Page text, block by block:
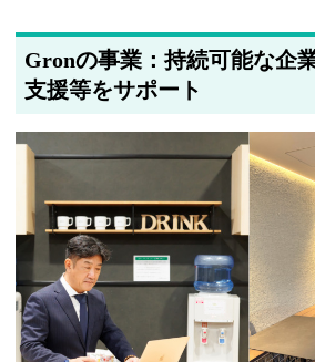
Gronの事業：持続可能な企
支援等をサポート